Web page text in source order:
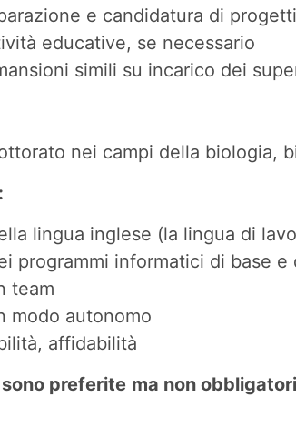
e candidatura di progetti
educative, se necessario
simili su incarico dei
nei campi della biologia,
lingua inglese (la lingua di
programmi informatici di base
team
modo autonomo
affidabilità
preferite ma non